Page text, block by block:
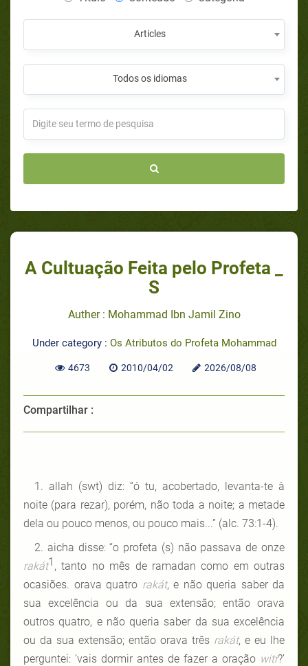
Articles
Todos os idiomas
A Cultuação Feita pelo Profeta _
S
Auther : Mohammad Ibn Jamil Zino
Under category : Os Atributos do Profeta Mohammad
4673 2010/04/02 2026/08/08
Compartilhar :
1. allah (swt) diz: “ó tu, acobertado, levanta-te à
noite (para rezar), porém, não toda a noite; a metade
dela ou pouco menos, ou pouco mais...” (alc. 73:1-4).
2. aicha disse: “o profeta (s) não passava de onze
rakát1 , tanto no mês de ramadan como em outras
ocasiões. orava quatro rakát, e não queria saber da
sua excelência ou da sua extensão; então orava
outros quatro, e não queria saber da sua excelência
ou da sua extensão; então orava três rakát, e eu lhe
perguntei: ‘vais dormir antes de fazer a oração witr?’